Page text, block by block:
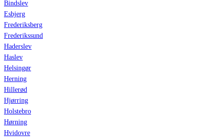
Bindslev
Esbjerg
Frederiksberg
Frederikssund
Haderslev
Haslev
Helsingør
Herning
Hillerød
Hjørring
Holstebro
Hørning
Hvidovre